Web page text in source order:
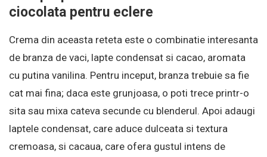
ciocolata pentru eclere
Crema din aceasta reteta este o combinatie interesanta
de branza de vaci, lapte condensat si cacao, aromata
cu putina vanilina. Pentru inceput, branza trebuie sa fie
cat mai fina; daca este grunjoasa, o poti trece printr-o
sita sau mixa cateva secunde cu blenderul. Apoi adaugi
laptele condensat, care aduce dulceata si textura
cremoasa, si cacaua, care ofera gustul intens de